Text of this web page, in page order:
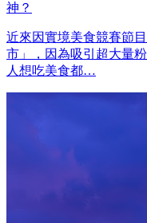
神？
近來因實境美食競賽節
市」，因為吸引超大量
人想吃美食都…